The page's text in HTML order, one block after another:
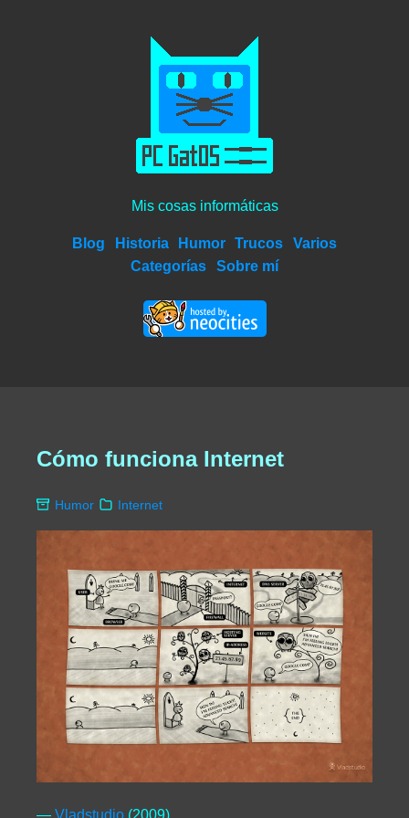
Mis cosas informáticas
Blog Historia Humor Trucos
Varios
Categorías
Sobre mí
Cómo funciona Internet
Humor Internet
— Vladstudio (2009)